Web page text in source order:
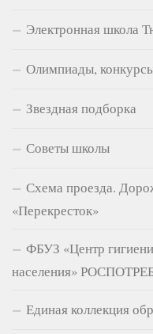
Электронная школа
Олимпиады,
Звездная подборка
Советы школы
Схема проезда.
«Перекресток»
ФБУЗ «Центр
населения»
Единая коллекция